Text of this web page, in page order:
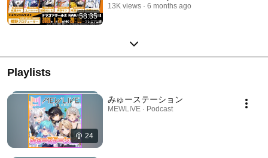
58:35
where we invite the prod...
13K views 6 months ago
Playlists
24
みゅーステーション
MEWLIVE · Podcast